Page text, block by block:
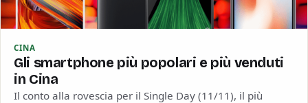
CINA
Gli smartphone più popolari e più venduti
in Cina
Il conto alla rovescia per il Single Day (11/11), il più